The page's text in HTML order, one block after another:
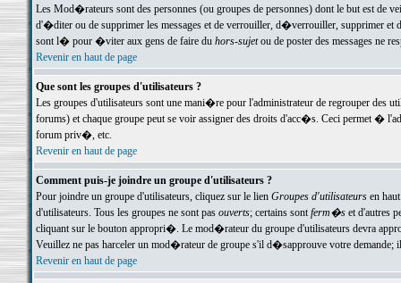
Les Mod�rateurs sont des personnes (ou groupes de personnes) dont le but est de
d'�diter ou de supprimer les messages et de verrouiller, d�verrouiller, supprimer
sont l� pour �viter aux gens de faire du hors-sujetou de poster des messages ne
Revenir en haut de page
Que sont les groupes d'utilisateurs ?
Les groupes d'utilisateurs sont une mani�re pour l'administrateur de regrouper des
forums) et chaque groupe peut se voir assigner des droits d'acc�s. Ceci permet
forum priv�, etc.
Revenir en haut de page
Comment puis-je joindre un groupe d'utilisateurs ?
Pour joindre un groupe d'utilisateurs, cliquez sur le lien Groupes d'utilisateursen haut
d'utilisateurs. Tous les groupes ne sont pas ouverts; certains sontferm�set d'autres
cliquant sur le bouton appropri�. Le mod�rateur du groupe d'utilisateurs devra
Veuillez ne pas harceler un mod�rateur de groupe s'il d�sapprouve votre demande;
Revenir en haut de page